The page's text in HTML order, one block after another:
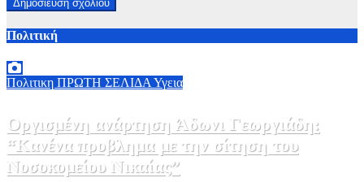
Πολιτική
Πολιτικη ΠΡΩΤΗ ΣΕΛΙΔΑ Υγεια
Οργισμένη ανάρτηση Άδωνι Γεωργιάδη:
“Κανένα προβλημα με την σίτηση του
Νοσοκομείου Νικαίας”